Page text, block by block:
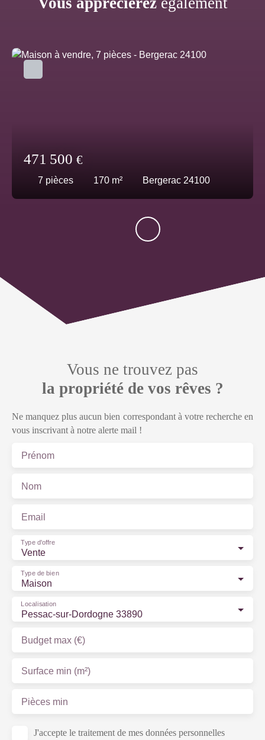
471 500 €
7 pièces 170 m² Bergerac 24100
Vous ne trouvez pas
la propriété de vos rêves ?
Ne manquez plus aucun bien correspondant à votre recherche en
vous inscrivant à notre alerte mail !
Prénom
Nom
Email
Vente
Type d'offre
Maison
Type de bien
Pessac-sur-Dordogne 33890
Localisation
Budget max (€)
Surface min (m²)
Pièces min
J'accepte le traitement de mes données personnelles